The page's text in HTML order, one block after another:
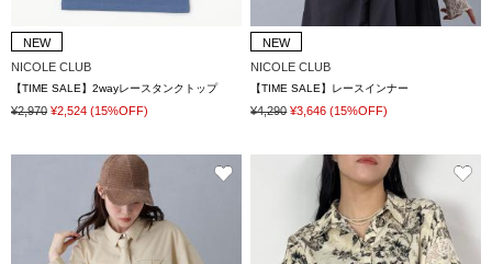
NEW
NICOLE CLUB
【TIME SALE】2wayレースタンクトップ
¥2,970 ¥2,524 (15%OFF)
NEW
NICOLE CLUB
【TIME SALE】レースインナー
¥4,290 ¥3,646 (15%OFF)